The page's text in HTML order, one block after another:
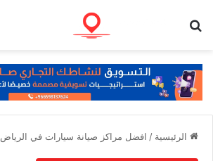
الرئيسية / افضل مراكز صيانة سيارات في الرياض